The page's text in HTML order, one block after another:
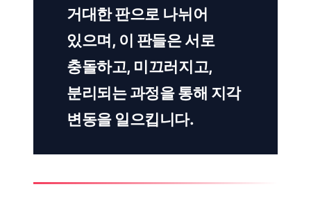
거대한 판으로 나뉘어
있으며, 이 판들은 서로
충돌하고, 미끄러지고,
분리되는 과정을 통해 지각
변동을 일으킵니다.